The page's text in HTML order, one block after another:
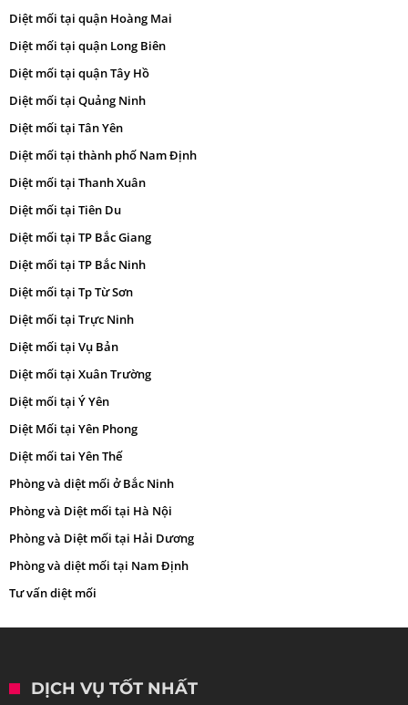
Diệt mối tại quận Hoàng Mai
Diệt mối tại quận Long Biên
Diệt mối tại quận Tây Hồ
Diệt mối tại Quảng Ninh
Diệt mối tại Tân Yên
Diệt mối tại thành phố Nam Định
Diệt mối tại Thanh Xuân
Diệt mối tại Tiên Du
Diệt mối tại TP Bắc Giang
Diệt mối tại TP Bắc Ninh
Diệt mối tại Tp Từ Sơn
Diệt mối tại Trực Ninh
Diệt mối tại Vụ Bản
Diệt mối tại Xuân Trường
Diệt mối tại Ý Yên
Diệt Mối tại Yên Phong
Diệt mối tai Yên Thế
Phòng và diệt mối ở Bắc Ninh
Phòng và Diệt mối tại Hà Nội
Phòng và Diệt mối tại Hải Dương
Phòng và diệt mối tại Nam Định
Tư vấn diệt mối
DỊCH VỤ TỐT NHẤT